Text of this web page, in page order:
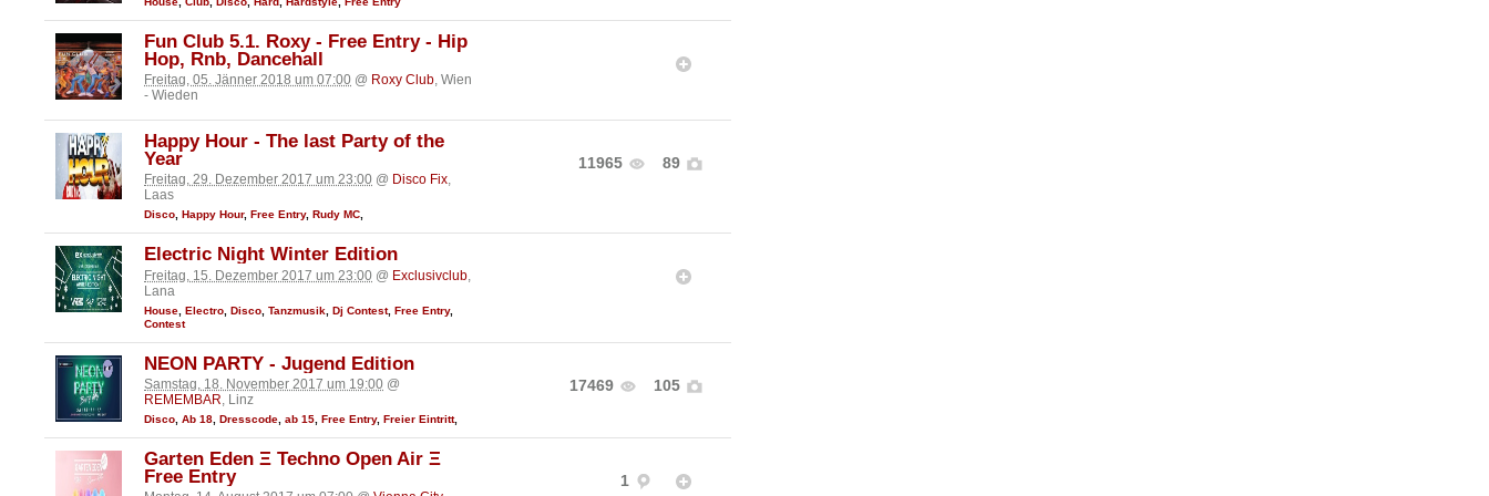
Fun Club 5.1. Roxy - Free Entry - Hip
Hop, Rnb, Dancehall
Freitag, 05. Jänner 2018 um 07:00 @ Roxy Club, Wien
- Wieden
11965 89
Happy Hour - The last Party of the
Year
Freitag, 29. Dezember 2017 um 23:00 @ Disco Fix,
Laas
Disco, Happy Hour, Free Entry, Rudy MC,
Electric Night Winter Edition
Freitag, 15. Dezember 2017 um 23:00 @ Exclusivclub
Lana
House Electro Disco Tanzmusik Dj Contest, Free Entry,
Contest
17469 105
NEON PARTY - Jugend Edition
Samstag, 18. November 2017 um 19:00 @
REMEMBAR, Linz
Disco Ab 18 Dresscode ab 15 Free Entry, Freier Eintritt,
1
Garten Eden Ξ Techno Open Air Ξ
Free Entry